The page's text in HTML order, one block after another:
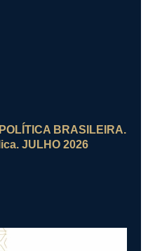
BRASILEIRA.
JULHO 2026